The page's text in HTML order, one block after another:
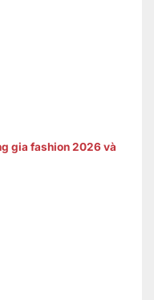
gia fashion 2026 và